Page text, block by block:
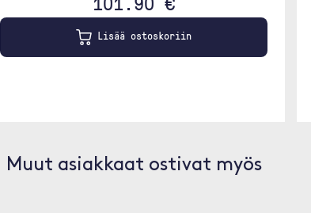
Lisää ostoskoriin
Muut asiakkaat ostivat myös